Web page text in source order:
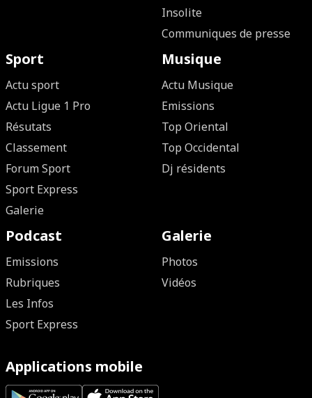
Insolite
Communiques de presse
Sport
Actu sport
Actu Ligue 1 Pro
Résutats
Classement
Forum Sport
Sport Express
Galerie
Musique
Actu Musique
Emissions
Top Oriental
Top Occidental
Dj résidents
Podcast
Emissions
Rubriques
Les Infos
Sport Express
Galerie
Photos
Vidéos
Applications mobile